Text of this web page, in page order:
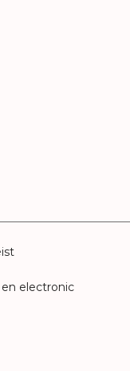
electronic